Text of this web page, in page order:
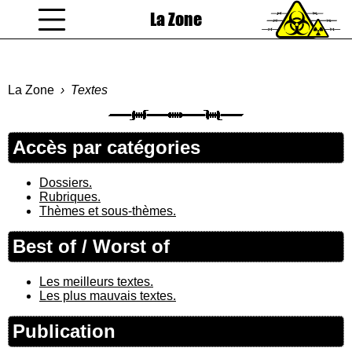
La Zone
La Zone Textes
Accès par catégories
Dossiers.
Rubriques.
Thèmes et sous-thèmes.
Best of / Worst of
Les meilleurs textes.
Les plus mauvais textes.
Publication